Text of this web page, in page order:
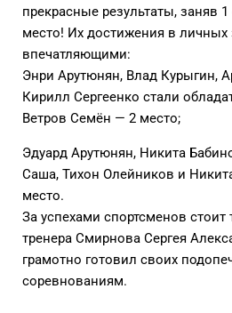
прекрасные результаты, заняв
место! Их достижения в личных
впечатляющими:
Энри Арутюнян, Влад Курыгин,
Кирилл Сергеенко стали
Ветров Семён — 2 место;
Эдуард Арутюнян, Никита
Саша, Тихон Олейников и
место.
За успехами спортсменов стоит
тренера Смирнова Сергея
грамотно готовил своих
соревнованиям.